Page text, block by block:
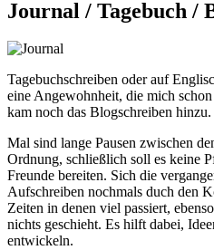
Journal / Tagebuch /
Tagebuchschreiben oder auf
eine Angewohnheit, die mich
kam noch das Blogschreiben hinzu.
Mal sind lange Pausen zwischen
Ordnung, schließlich soll es keine
Freunde bereiten. Sich die
Aufschreiben nochmals duch den
Zeiten in denen viel passiert,
nichts geschieht. Es hilft dabei,
entwickeln.